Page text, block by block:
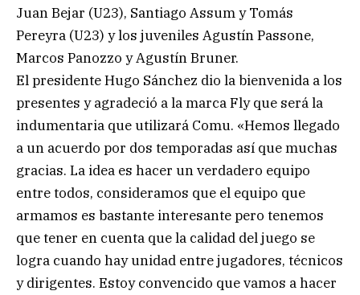
Juan Bejar (U23), Santiago Assum y Tomás
Pereyra (U23) y los juveniles Agustín Passone,
Marcos Panozzo y Agustín Bruner.
El presidente Hugo Sánchez dio la bienvenida a los
presentes y agradeció a la marca Fly que será la
indumentaria que utilizará Comu. «Hemos llegado
a un acuerdo por dos temporadas así que muchas
gracias. La idea es hacer un verdadero equipo
entre todos, consideramos que el equipo que
armamos es bastante interesante pero tenemos
que tener en cuenta que la calidad del juego se
logra cuando hay unidad entre jugadores, técnicos
y dirigentes. Estoy convencido que vamos a hacer